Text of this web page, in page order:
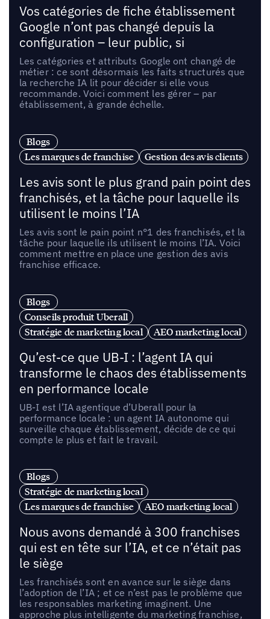
Vos catégories de fiche établissement
Google n’ont pas changé depuis la
configuration – leur public, si
Les catégories et attributs Google ont changé de
métier : ce sont désormais les faits structurés que
la recherche IA lit pour décider si elle vous
recommande. Voici comment les gérer – par
établissement, à grande échelle.
Blogs
Les marques de franchise
Gestion des avis clients
Les avis sont le plus grand pain point des
franchisés, et la tâche pour laquelle ils
utilisent le moins l’IA
Les avis sont le pain point n°1 des franchisés, et la
tâche pour laquelle ils utilisent le moins l’IA. Voici
comment mettre en place une gestion des avis
franchise efficace.
Blogs
Conseils produit Uberall
Stratégie de marketing local
AEO marketing local
Qu’est-ce que UB-I : l’agent IA qui
transforme le chaos des établissements
en performance locale
UB-I est l’IA agentique d’Uberall pour la
performance locale : un agent IA autonome qui
surveille chaque établissement, décide de ce qui
compte le plus et fait le travail.
Blogs
Stratégie de marketing local
Les marques de franchise
AEO marketing local
Nous avons demandé à 300 franchises
qui est en tête sur l’IA, et ce n’était pas
le siège
Les franchisés sont en avance sur le siège dans
l’adoption de l’IA ; et ce n’est pas le problème que
les responsables marketing imaginent. Une
approche plus intelligente du marketing franchise,